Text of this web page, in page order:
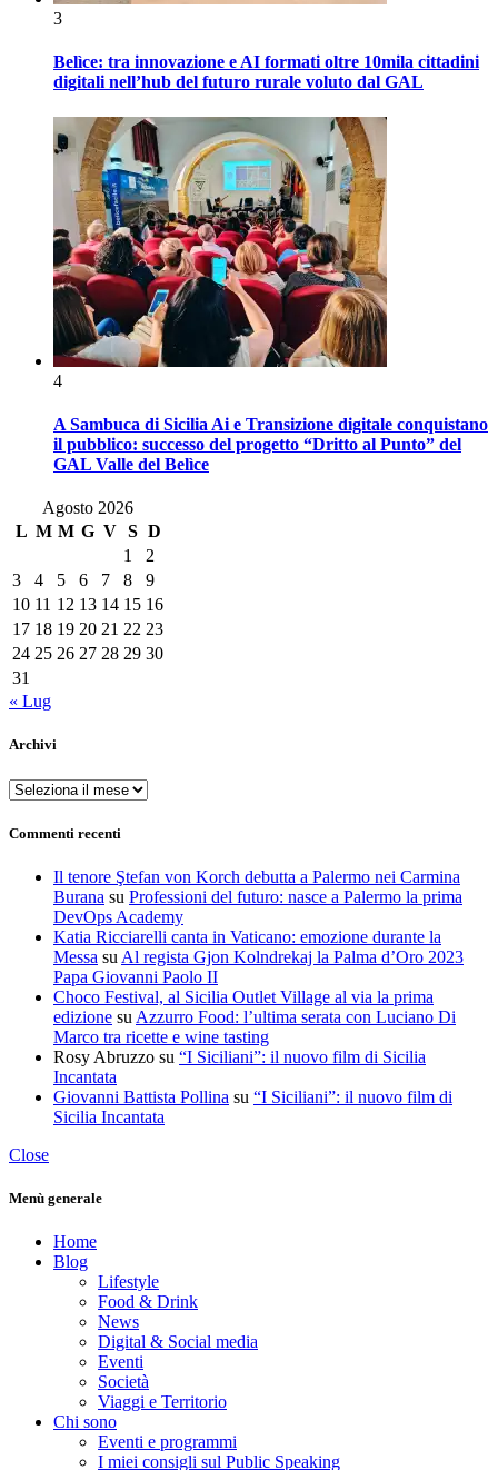
3
Belìce: tra innovazione e AI formati oltre 10mila cittadini
digitali nell’hub del futuro rurale voluto dal GAL
4
A Sambuca di Sicilia Ai e Transizione digitale conquistano
il pubblico: successo del progetto “Dritto al Punto” del
GAL Valle del Belìce
Agosto 2026
L M M G V S D
1
2
3
4 5 6 7 8
9
10 11 12 13 14 15 16
17 18 19 20 21 22 23
24 25 26 27 28 29 30
31
« Lug
Archivi
Archivi
Commenti recenti
Il tenore Ştefan von Korch debutta a Palermo nei Carmina
Burana su Professioni del futuro: nasce a Palermo la prima
DevOps Academy
Katia Ricciarelli canta in Vaticano: emozione durante la
Messa su Al regista Gjon Kolndrekaj la Palma d’Oro 2023
Papa Giovanni Paolo II
Choco Festival, al Sicilia Outlet Village al via la prima
edizione su Azzurro Food: l’ultima serata con Luciano Di
Marco tra ricette e wine tasting
Rosy Abruzzo su “I Siciliani”: il nuovo film di Sicilia
Incantata
Giovanni Battista Pollina su “I Siciliani”: il nuovo film di
Sicilia Incantata
Close
Menù generale
Home
Blog
Lifestyle
Food & Drink
News
Digital & Social media
Eventi
Società
Viaggi e Territorio
Chi sono
Eventi e programmi
I miei consigli sul Public Speaking